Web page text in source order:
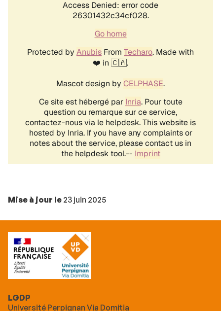
Mise à jour le 23 juin 2025
LGDP
Université Perpignan Via Domitia